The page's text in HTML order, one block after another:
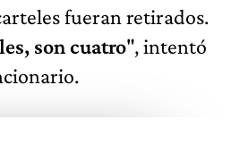
fueran retirados.
son cuatro", intentó